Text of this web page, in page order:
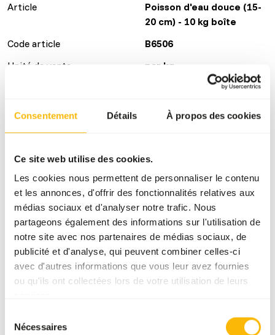
Consentement Détails À propos des cookies
Ce site web utilise des cookies.
Les cookies nous permettent de personnaliser le contenu
et les annonces, d'offrir des fonctionnalités relatives aux
médias sociaux et d'analyser notre trafic. Nous
partageons également des informations sur l'utilisation de
notre site avec nos partenaires de médias sociaux, de
publicité et d'analyse, qui peuvent combiner celles-ci
avec d'autres informations que vous leur avez fournies
ou qu'ils ont collectées lors de votre utilisation de leurs
Nécessaires
Article
Poisson d'eau douce (15-
20 cm) - 10 kg boîte
Code article
B6506
Unité de vente
par kg
Temporairement
Taille
15 - 20 cm
Composition
100% gardon entier
Marque
Animalfoods
Conseils nutritionnels
Par conséquent, respectez les règles d'hygiène.